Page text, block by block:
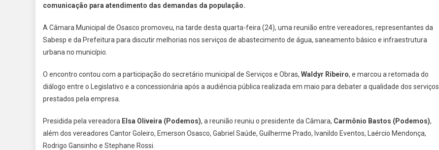
Osasco
Sabesp
Discutem
E
Melhorias
Prestados
À
comunicação para atendimento das demandas da população.
A Câmara Municipal de Osasco promoveu, na tarde desta quarta-feira (24), uma reunião entre vereadores, representantes da
Sabesp e da Prefeitura para discutir melhorias nos serviços de abastecimento de água, saneamento básico e infraestrutura
urbana no município.
O encontro contou com a participação do secretário municipal de Serviços e Obras, Waldyr Ribeiro, e marcou a retomada do
diálogo entre o Legislativo e a concessionária após a audiência pública realizada em maio para debater a qualidade dos serviços
prestados pela empresa.
Presidida pela vereadora Elsa Oliveira (Podemos), a reunião reuniu o presidente da Câmara, Carmônio Bastos (Podemos),
além dos vereadores Cantor Goleiro, Emerson Osasco, Gabriel Saúde, Guilherme Prado, Ivanildo Eventos, Laércio Mendonça,
Rodrigo Gansinho e Stephane Rossi.